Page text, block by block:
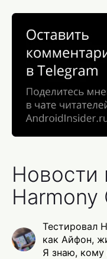
Новости
Harmony
Тестировал
как Айфон,
Я знаю, кому